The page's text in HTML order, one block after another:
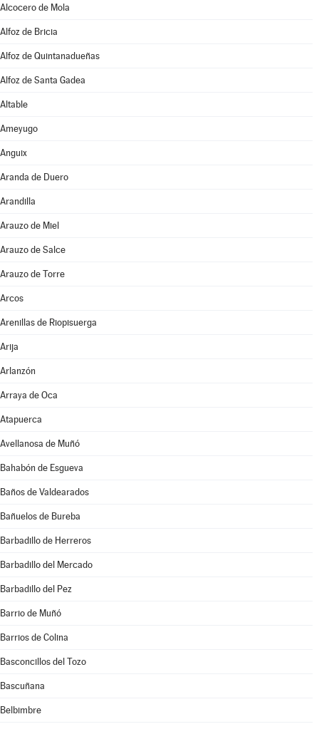
Alcocero de Mola
Alfoz de Bricia
Alfoz de Quintanadueñas
Alfoz de Santa Gadea
Altable
Ameyugo
Anguix
Aranda de Duero
Arandilla
Arauzo de Miel
Arauzo de Salce
Arauzo de Torre
Arcos
Arenillas de Riopisuerga
Arija
Arlanzón
Arraya de Oca
Atapuerca
Avellanosa de Muñó
Bahabón de Esgueva
Baños de Valdearados
Bañuelos de Bureba
Barbadillo de Herreros
Barbadillo del Mercado
Barbadillo del Pez
Barrio de Muñó
Barrios de Colina
Basconcillos del Tozo
Bascuñana
Belbimbre